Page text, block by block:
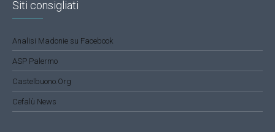
Siti consigliati
Analisi Madonie su Facebook
ASP Palermo
Castelbuono.Org
Cefalù News